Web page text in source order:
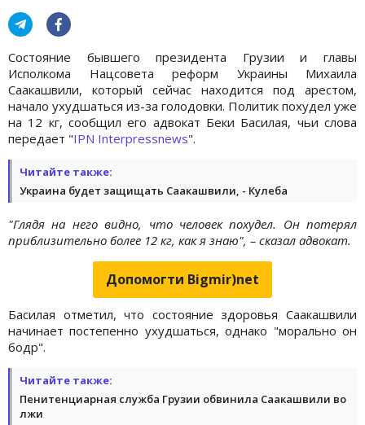
Состояние бывшего президента Грузии и главы
Исполкома Нацсовета реформ Украины Михаила
Саакашвили, который сейчас находится под арестом,
начало ухудшаться из-за голодовки. Политик похудел уже
на 12 кг, сообщил его адвокат Беки Басилая, чьи слова
передает "IPN Interpressnews".
Читайте также:
Украина будет защищать Саакашвили, - Кулеба
"Глядя на него видно, что человек похудел. Он потерял
приблизительно более 12 кг, как я знаю", – сказал адвокат.
Допомогти Bigmir)net
Басилая отметил, что состояние здоровья Саакашвили
начинает постепенно ухудшаться, однако "морально он
бодр".
Читайте также:
Пенитенциарная служба Грузии обвинила Саакашвили во
лжи